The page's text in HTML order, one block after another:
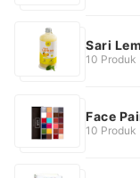
Sari
10 Produk
Face
10 Produk